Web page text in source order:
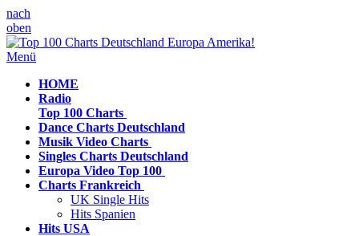
nach
oben
Menü
HOME
Radio
Top 100 Charts
Dance Charts Deutschland
Musik Video Charts
Singles Charts Deutschland
Europa Video Top 100
Charts Frankreich
UK Single Hits
Hits Spanien
Hits USA